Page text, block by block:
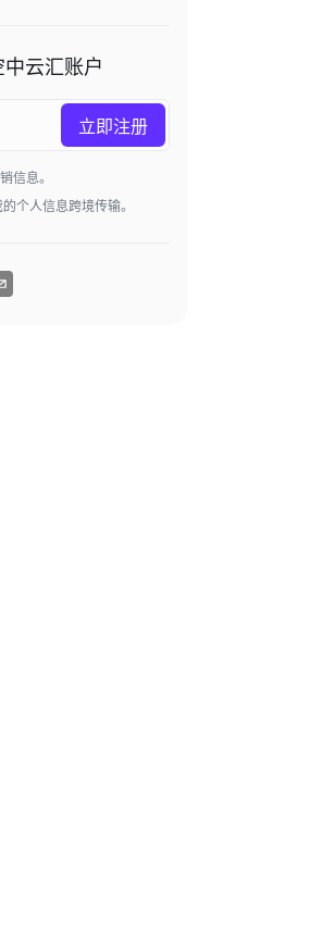
云汇账户
立即注册
信息。
个人信息跨境传输。